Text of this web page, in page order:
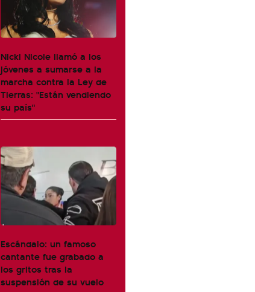
Nicki Nicole llamó a los
jóvenes a sumarse a la
marcha contra la Ley de
Tierras: "Están vendiendo
su país"
Escándalo: un famoso
cantante fue grabado a
los gritos tras la
suspensión de su vuelo